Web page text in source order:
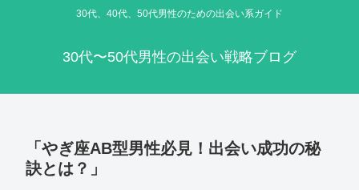
30代、40代、50代男性のための出会い系ガイド
30代〜50代男性の出会い戦略ブログ
「やぎ座AB型男性必見！出会い成功の秘
訣とは？」